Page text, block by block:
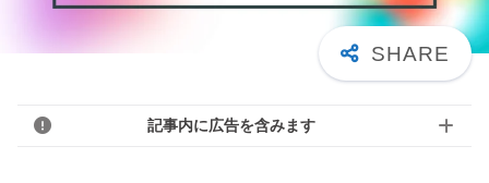
記事内に広告を含みます